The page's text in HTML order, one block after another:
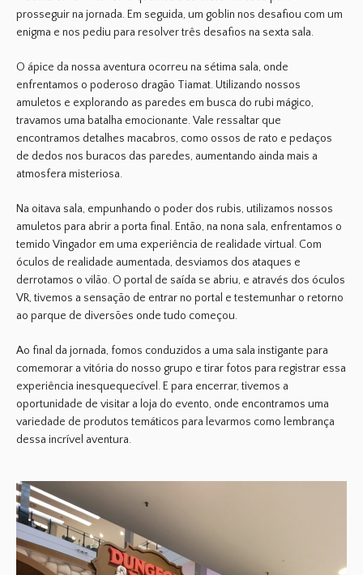
prosseguir na jornada. Em seguida, um goblin nos desafiou com um
enigma e nos pediu para resolver três desafios na sexta sala.
O ápice da nossa aventura ocorreu na sétima sala, onde
enfrentamos o poderoso dragão Tiamat. Utilizando nossos
amuletos e explorando as paredes em busca do rubi mágico,
travamos uma batalha emocionante. Vale ressaltar que
encontramos detalhes macabros, como ossos de rato e pedaços
de dedos nos buracos das paredes, aumentando ainda mais a
atmosfera misteriosa.
Na oitava sala, empunhando o poder dos rubis, utilizamos nossos
amuletos para abrir a porta final. Então, na nona sala, enfrentamos o
temido Vingador em uma experiência de realidade virtual. Com
óculos de realidade aumentada, desviamos dos ataques e
derrotamos o vilão. O portal de saída se abriu, e através dos óculos
VR, tivemos a sensação de entrar no portal e testemunhar o retorno
ao parque de diversões onde tudo começou.
Ao final da jornada, fomos conduzidos a uma sala instigante para
comemorar a vitória do nosso grupo e tirar fotos para registrar essa
experiência inesquequecível. E para encerrar, tivemos a
oportunidade de visitar a loja do evento, onde encontramos uma
variedade de produtos temáticos para levarmos como lembrança
dessa incrível aventura.